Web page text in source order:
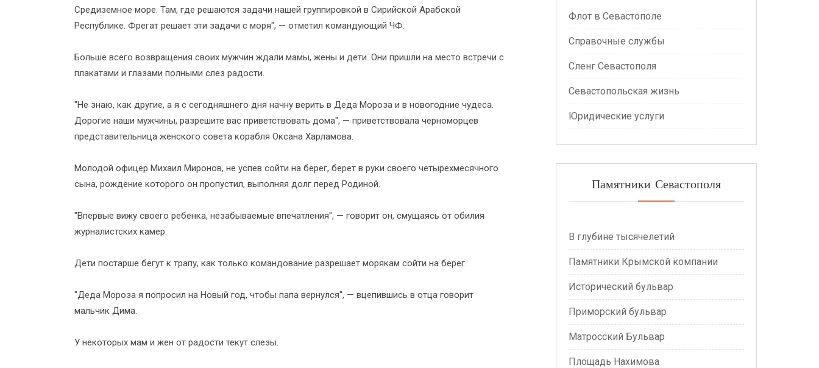
Средиземное море. Там, где решаются задачи нашей группировкой в Сирийской Арабской
Республике. Фрегат решает эти задачи с моря", — отметил командующий ЧФ.
Больше всего возвращения своих мужчин ждали мамы, жены и дети. Они пришли на место встречи с
плакатами и глазами полными слез радости.
"Не знаю, как другие, а я с сегодняшнего дня начну верить в Деда Мороза и в новогодние чудеса.
Дорогие наши мужчины, разрешите вас приветствовать дома", — приветствовала черноморцев
представительница женского совета корабля Оксана Харламова.
Молодой офицер Михаил Миронов, не успев сойти на берег, берет в руки своего четырехмесячного
сына, рождение которого он пропустил, выполняя долг перед Родиной.
"Впервые вижу своего ребенка, незабываемые впечатления", — говорит он, смущаясь от обилия
журналистских камер.
Дети постарше бегут к трапу, как только командование разрешает морякам сойти на берег.
"Деда Мороза я попросил на Новый год, чтобы папа вернулся", — вцепившись в отца говорит
мальчик Дима.
У некоторых мам и жен от радости текут слезы.
Флот в Севастополе
Справочные службы
Сленг Севастополя
Севастопольская жизнь
Юридические услуги
Памятники Севастополя
В глубине тысячелетий
Памятники Крымской компании
Исторический бульвар
Приморский бульвар
Матросский Бульвар
Площадь Нахимова